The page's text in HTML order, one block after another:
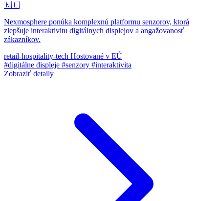
🇳🇱
Nexmosphere ponúka komplexnú platformu senzorov, ktorá
zlepšuje interaktivitu digitálnych displejov a angažovanosť
zákazníkov.
retail-hospitality-tech Hostované v EÚ
#digitálne displeje #senzory #interaktivita
Zobraziť detaily